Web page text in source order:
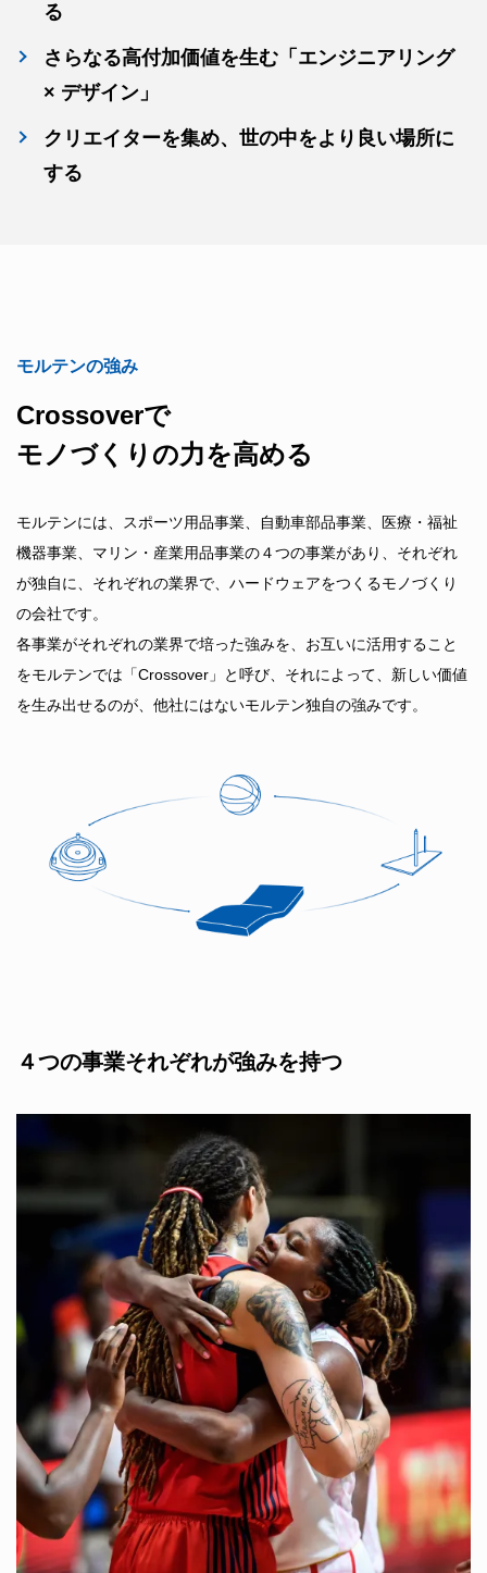
る
さらなる高付加価値を生む「エンジニアリング
× デザイン」
クリエイターを集め、世の中をより良い場所に
する
モルテンの強み
Crossoverで
モノづくりの力を高める
モルテンには、スポーツ用品事業、自動車部品事業、医療・福祉
機器事業、マリン・産業用品事業の４つの事業があり、それぞれ
が独自に、それぞれの業界で、ハードウェアをつくるモノづくり
の会社です。
各事業がそれぞれの業界で培った強みを、お互いに活用すること
をモルテンでは「Crossover」と呼び、それによって、新しい価値
を生み出せるのが、他社にはないモルテン独自の強みです。
４つの事業それぞれが強みを持つ